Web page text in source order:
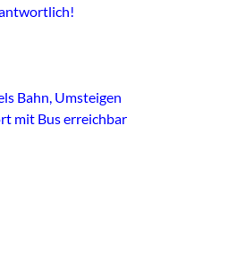
Bahn, Umsteigen
mit Bus erreichbar